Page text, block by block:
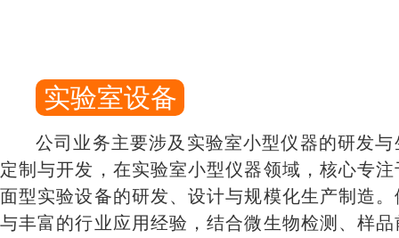
实验室设备
公司业务主要涉及实验室小型仪器的研发
定制与开发，在实验室小型仪器领域，核心专
面型实验设备的研发、设计与规模化生产制造
与丰富的行业应用经验，结合微生物检测、样